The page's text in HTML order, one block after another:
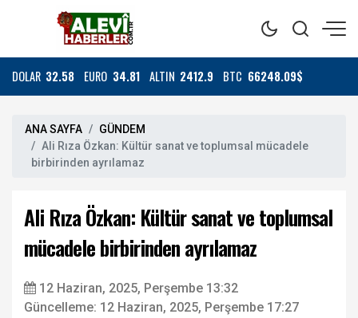
DOLAR 32.58 EURO 34.81 ALTIN 2412.9 BTC 66248.09$
ANA SAYFA
GÜNDEM
Ali Rıza Özkan: Kültür sanat ve toplumsal mücadele
birbirinden ayrılamaz
Ali Rıza Özkan: Kültür sanat ve toplumsal
mücadele birbirinden ayrılamaz
12 Haziran, 2025, Perşembe 13:32
Güncelleme: 12 Haziran, 2025, Perşembe 17:27